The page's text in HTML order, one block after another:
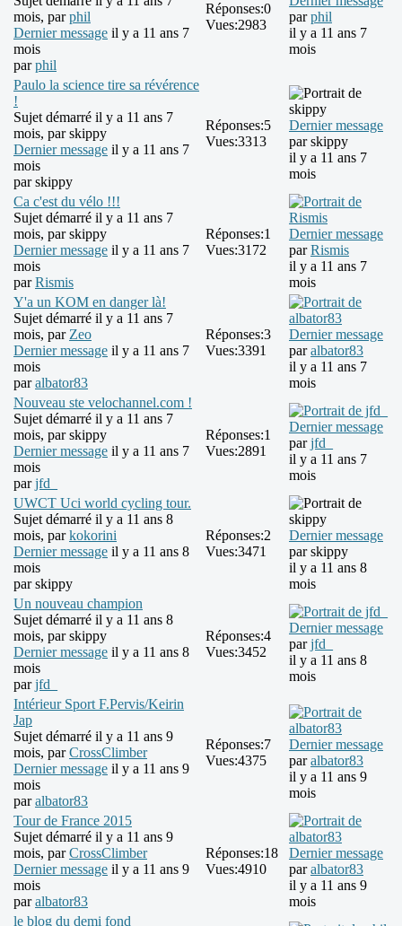
mois, parphil
Dernier message il y a 11 ans 7
mois
parphil
Réponses:0
Vues:2983
parphil
il y a 11 ans 7
mois
Paulo la science tire sa révérence
!
Sujet démarré il y a 11 ans 7
mois, parskippy
Dernier message il y a 11 ans 7
mois
parskippy
Réponses:5
Vues:3313
Dernier message
parskippy
il y a 11 ans 7
mois
Ca c'est du vélo !!!
Sujet démarré il y a 11 ans 7
mois, parskippy
Dernier message il y a 11 ans 7
mois
parRismis
Réponses:1
Vues:3172
Dernier message
parRismis
il y a 11 ans 7
mois
Y'a un KOM en danger là!
Sujet démarré il y a 11 ans 7
mois, par Zeo
Dernier message il y a 11 ans 7
mois
paralbator83
Réponses:3
Vues:3391
Dernier message
paralbator83
il y a 11 ans 7
mois
Nouveau ste velochannel.com !
Sujet démarré il y a 11 ans 7
mois, parskippy
Dernier message il y a 11 ans 7
mois
parjfd_
Réponses:1
Vues:2891
Dernier message
parjfd_
il y a 11 ans 7
mois
UWCT Uci world cycling tour.
Sujet démarré il y a 11 ans 8
mois, parkokorini
Dernier message il y a 11 ans 8
mois
parskippy
Réponses:2
Vues:3471
Dernier message
parskippy
il y a 11 ans 8
mois
Un nouveau champion
Sujet démarré il y a 11 ans 8
mois, parskippy
Dernier message il y a 11 ans 8
mois
parjfd_
Réponses:4
Vues:3452
Dernier message
parjfd_
il y a 11 ans 8
mois
Intérieur Sport F.Pervis/Keirin
Jap
Sujet démarré il y a 11 ans 9
mois, parCrossClimber
Dernier message il y a 11 ans 9
mois
paralbator83
Réponses:7
Vues:4375
Dernier message
paralbator83
il y a 11 ans 9
mois
Tour de France 2015
Sujet démarré il y a 11 ans 9
mois, parCrossClimber
Dernier message il y a 11 ans 9
mois
paralbator83
Réponses:18
Vues:4910
Dernier message
paralbator83
il y a 11 ans 9
mois
le blog du demi fond